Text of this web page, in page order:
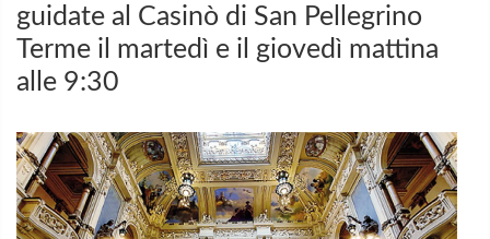
guidate al Casinò di San Pellegrino
Terme il martedì e il giovedì mattina
alle 9:30